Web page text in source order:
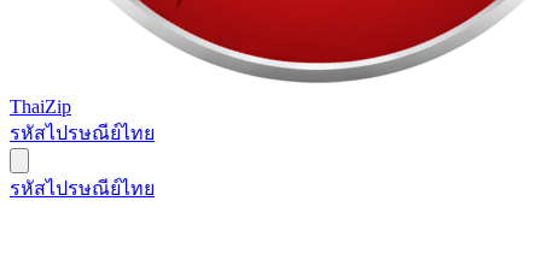
ThaiZip
รหัสไปรษณีย์ไทย
รหัสไปรษณีย์ไทย